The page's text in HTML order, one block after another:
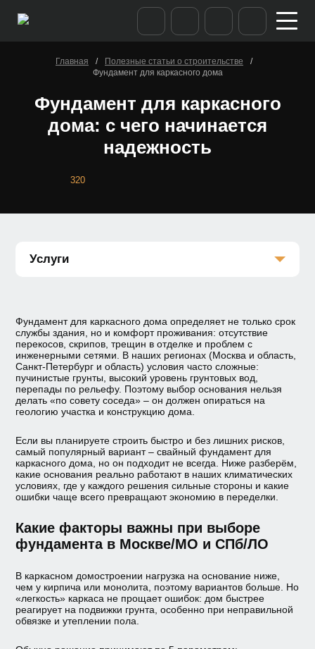
Главная / Полезные статьи о строительстве
/
Фундамент для каркасного дома
Фундамент для каркасного
дома: с чего начинается
надежность
320
Фундамент для каркасного дома определяет не только срок
службы здания, но и комфорт проживания: отсутствие
перекосов, скрипов, трещин в отделке и проблем с
инженерными сетями. В наших регионах (Москва и область,
Санкт-Петербург и область) условия часто сложные:
пучинистые грунты, высокий уровень грунтовых вод,
перепады по рельефу. Поэтому выбор основания нельзя
делать «по совету соседа» – он должен опираться на
геологию участка и конструкцию дома.
Если вы планируете строить быстро и без лишних рисков,
самый популярный вариант – свайный фундамент для
каркасного дома, но он подходит не всегда. Ниже разберём,
какие основания реально работают в наших климатических
условиях, где у каждого решения сильные стороны и какие
ошибки чаще всего превращают экономию в переделки.
Какие факторы важны при выборе
фундамента в Москве/МО и СПб/ЛО
В каркасном домостроении нагрузка на основание ниже,
чем у кирпича или монолита, поэтому вариантов больше. Но
«легкость» каркаса не прощает ошибок: дом быстрее
реагирует на подвижки грунта, особенно при неправильной
обвязке и утеплении пола.
Услуги
Финские дома
Дачные дома
Проектирование